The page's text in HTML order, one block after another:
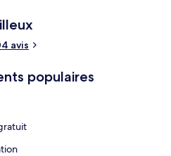
avis
populaires